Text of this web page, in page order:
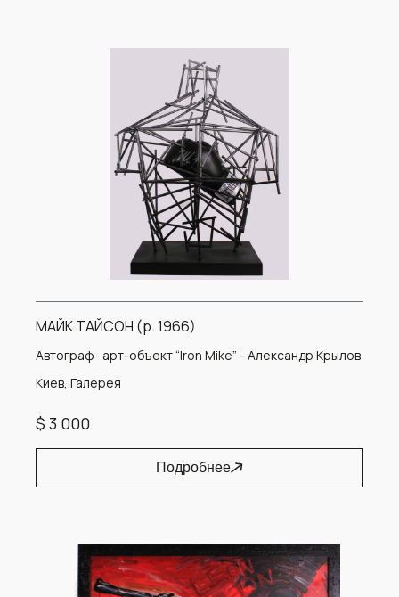
МАЙК ТАЙСОН (р. 1966)
Автограф · арт-объект “Iron Mike” - Александр Крылов
Киев, Галерея
$ 3 000
Подробнее